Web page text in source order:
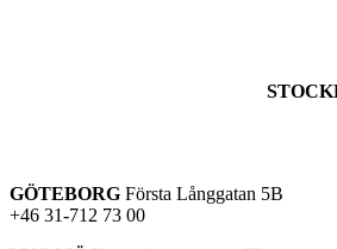
GÖTEBORG Första Långgatan 5B
+46 31-712 73 00